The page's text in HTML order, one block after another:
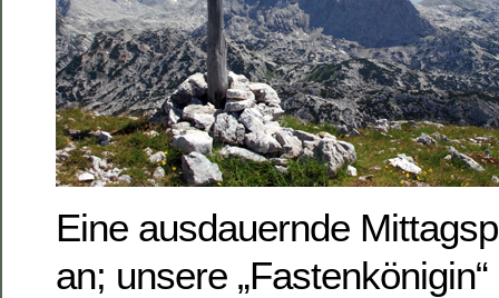
Eine ausdauernde
an; unsere